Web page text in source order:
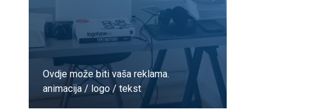
Ovdje može biti vaša reklama.
animacija / logo / tekst